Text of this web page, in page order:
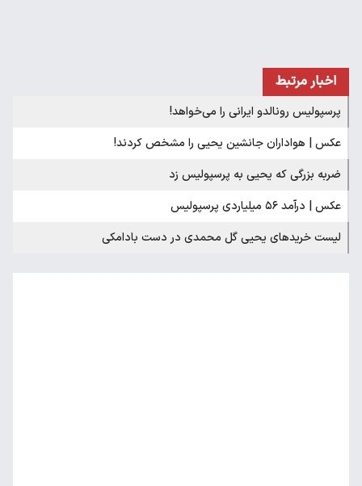
اخبار مرتبط
پرسپولیس رونالدو ایرانی را می‌خواهد!
عکس | هواداران جانشین یحیی را مشخص کردند!
ضربه بزرگی که یحیی به پرسپولیس زد
عکس | درآمد ۵۶ میلیاردی پرسپولیس
لیست خریدهای یحیی گل محمدی در دست بادامکی